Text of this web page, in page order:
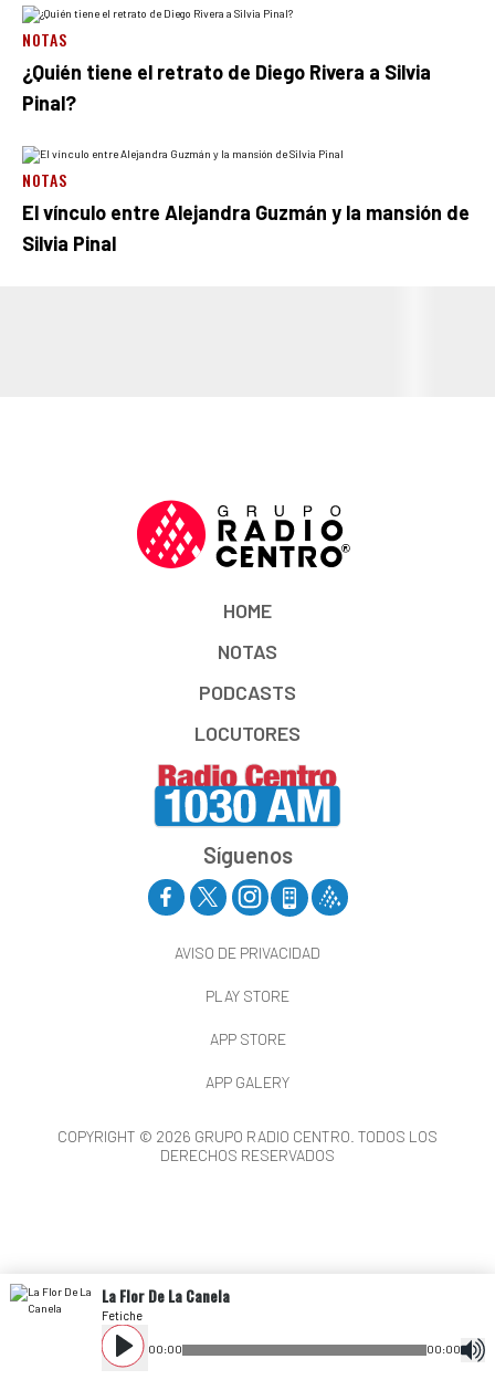
NOTAS
¿Quién tiene el retrato de Diego Rivera a Silvia
Pinal?
NOTAS
El vínculo entre Alejandra Guzmán y la mansión de
Silvia Pinal
HOME
NOTAS
PODCASTS
LOCUTORES
Síguenos
AVISO DE PRIVACIDAD
PLAY STORE
APP STORE
APP GALERY
COPYRIGHT © 2026 GRUPO RADIO CENTRO. TODOS LOS
DERECHOS RESERVADOS
La Flor De La Canela
Fetiche
00:00 00:00